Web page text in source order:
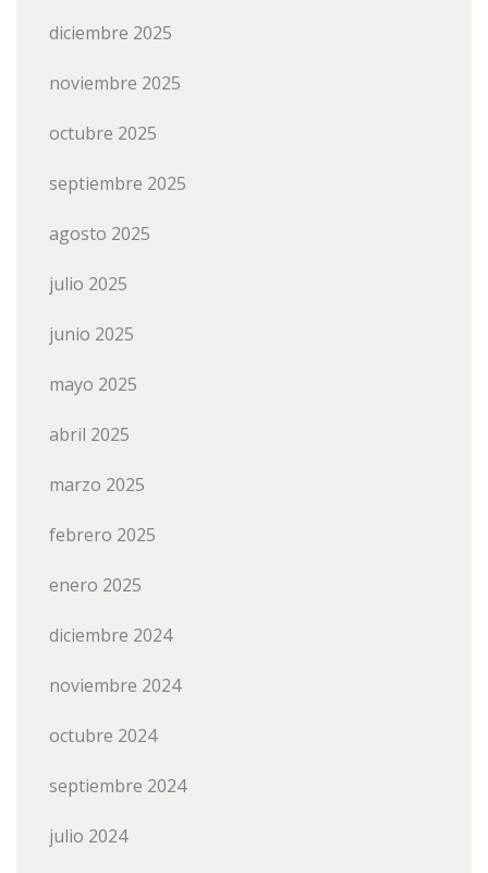
diciembre 2025
noviembre 2025
octubre 2025
septiembre 2025
agosto 2025
julio 2025
junio 2025
mayo 2025
abril 2025
marzo 2025
febrero 2025
enero 2025
diciembre 2024
noviembre 2024
octubre 2024
septiembre 2024
julio 2024